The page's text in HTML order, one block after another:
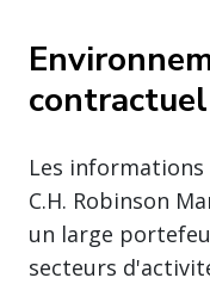
Les
C.H. Robinson
un large
secteurs